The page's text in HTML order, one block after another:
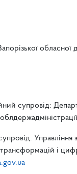
обласної
супровід:
супровід:
і